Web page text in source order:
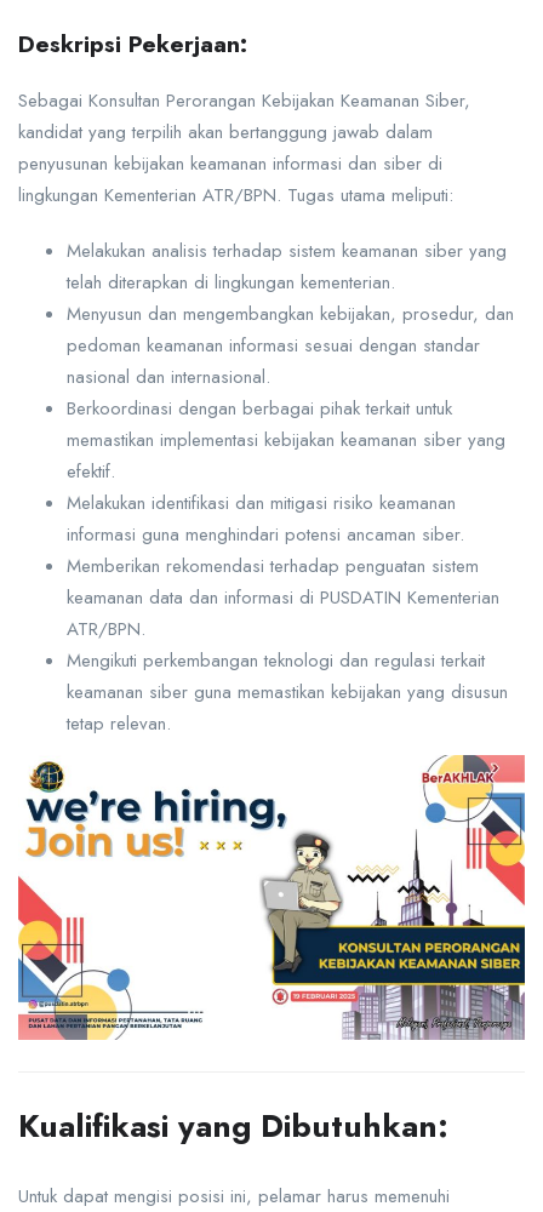
Deskripsi Pekerjaan:
Sebagai Konsultan Perorangan Kebijakan Keamanan Siber,
kandidat yang terpilih akan bertanggung jawab dalam
penyusunan kebijakan keamanan informasi dan siber di
lingkungan Kementerian ATR/BPN. Tugas utama meliputi:
Melakukan analisis terhadap sistem keamanan siber yang
telah diterapkan di lingkungan kementerian.
Menyusun dan mengembangkan kebijakan, prosedur, dan
pedoman keamanan informasi sesuai dengan standar
nasional dan internasional.
Berkoordinasi dengan berbagai pihak terkait untuk
memastikan implementasi kebijakan keamanan siber yang
efektif.
Melakukan identifikasi dan mitigasi risiko keamanan
informasi guna menghindari potensi ancaman siber.
Memberikan rekomendasi terhadap penguatan sistem
keamanan data dan informasi di PUSDATIN Kementerian
ATR/BPN.
Mengikuti perkembangan teknologi dan regulasi terkait
keamanan siber guna memastikan kebijakan yang disusun
tetap relevan.
Kualifikasi yang Dibutuhkan:
Untuk dapat mengisi posisi ini, pelamar harus memenuhi